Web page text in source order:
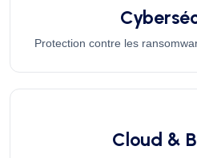
Protection contre les
Cloud &